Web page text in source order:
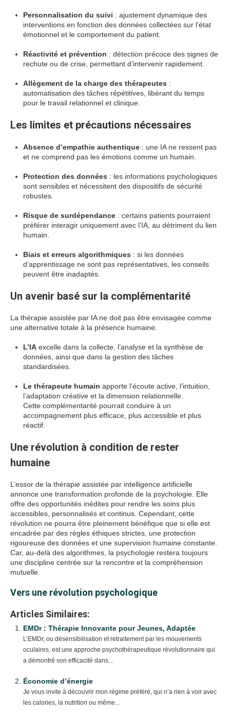
Personnalisation du suivi : ajustement dynamique des
interventions en fonction des données collectées sur l’état
émotionnel et le comportement du patient.
Réactivité et prévention : détection précoce des signes de
rechute ou de crise, permettant d’intervenir rapidement.
Allègement de la charge des thérapeutes :
automatisation des tâches répétitives, libérant du temps
pour le travail relationnel et clinique.
Les limites et précautions nécessaires
Absence d’empathie authentique : une IA ne ressent pas
et ne comprend pas les émotions comme un humain.
Protection des données : les informations psychologiques
sont sensibles et nécessitent des dispositifs de sécurité
robustes.
Risque de surdépendance : certains patients pourraient
préférer interagir uniquement avec l’IA, au détriment du lien
humain.
Biais et erreurs algorithmiques : si les données
d’apprentissage ne sont pas représentatives, les conseils
peuvent être inadaptés.
Un avenir basé sur la complémentarité
La thérapie assistée par IA ne doit pas être envisagée comme
une alternative totale à la présence humaine.
L’IA excelle dans la collecte, l’analyse et la synthèse de
données, ainsi que dans la gestion des tâches
standardisées.
Le thérapeute humain apporte l’écoute active, l’intuition,
l’adaptation créative et la dimension relationnelle.
Cette complémentarité pourrait conduire à un
accompagnement plus efficace, plus accessible et plus
réactif.
Une révolution à condition de rester
humaine
L’essor de la thérapie assistée par intelligence artificielle
annonce une transformation profonde de la psychologie. Elle
offre des opportunités inédites pour rendre les soins plus
accessibles, personnalisés et continus. Cependant, cette
révolution ne pourra être pleinement bénéfique que si elle est
encadrée par des règles éthiques strictes, une protection
rigoureuse des données et une supervision humaine constante.
Car, au-delà des algorithmes, la psychologie restera toujours
une discipline centrée sur la rencontre et la compréhension
mutuelle.
Vers une révolution psychologique
Articles Similaires:
EMDr : Thérapie Innovante pour Jeunes, Adaptée
L’EMDr, ou désensibilisation et retraitement par les mouvements
oculaires, est une approche psychothérapeutique révolutionnaire qui
a démontré son efficacité dans...
Économie d’énergie
Je vous invite à découvrir mon régime préféré, qui n’a rien à voir avec
les calories, la nutrition ou même...